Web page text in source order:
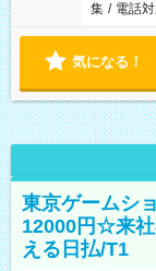
集 / 電話
気になる！
東京ゲームシ
12000円☆来社
える日払/T1